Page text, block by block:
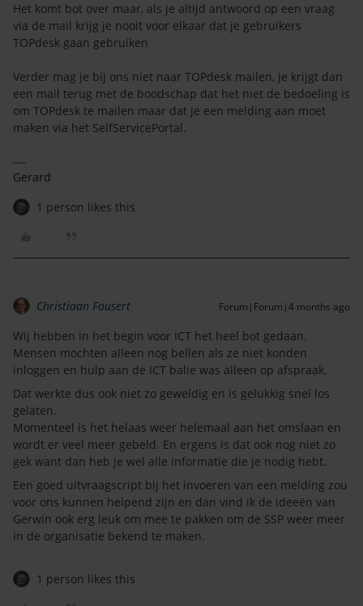
Het komt bot over maar, als je altijd antwoord op een vraag
via de mail krijg je nooit voor elkaar dat je gebruikers
TOPdesk gaan gebruiken
Verder mag je bij ons niet naar TOPdesk mailen, je krijgt dan
een mail terug met de boodschap dat het niet de bedoeling is
om TOPdesk te mailen maar dat je een melding aan moet
maken via het SelfServicePortal.
Gerard
1 person likes this
Christiaan Fousert Forum|Forum|4 months ago
Wij hebben in het begin voor ICT het heel bot gedaan.
Mensen mochten alleen nog bellen als ze niet konden
inloggen en hulp aan de ICT balie was alleen op afspraak.
Dat werkte dus ook niet zo geweldig en is gelukkig snel los
gelaten.
Momenteel is het helaas weer helemaal aan het omslaan en
wordt er veel meer gebeld. En ergens is dat ook nog niet zo
gek want dan heb je wel alle informatie die je nodig hebt.
Een goed uitvraagscript bij het invoeren van een melding zou
voor ons kunnen helpend zijn en dan vind ik de ideeën van
Gerwin ook erg leuk om mee te pakken om de SSP weer meer
in de organisatie bekend te maken.
1 person likes this